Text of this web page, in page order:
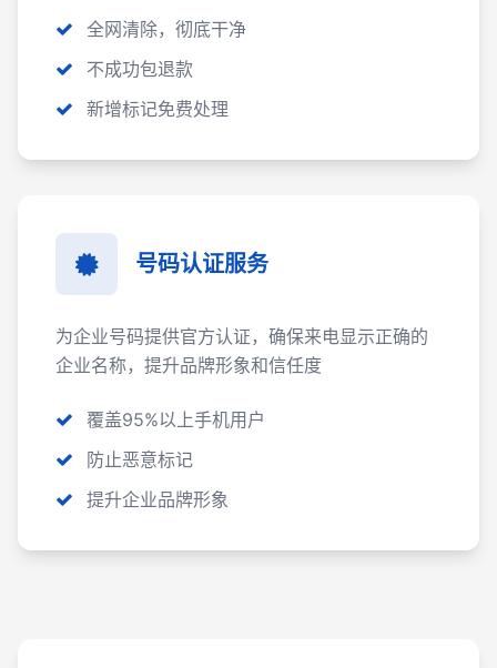
全网清除，彻底干净
不成功包退款
新增标记免费处理
号码认证服务
为企业号码提供官方认证，确保来电显示正确的
企业名称，提升品牌形象和信任度
覆盖95%以上手机用户
防止恶意标记
提升企业品牌形象